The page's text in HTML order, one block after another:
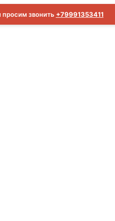
звонить +79991353411